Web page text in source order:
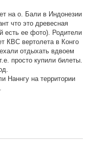
на о. Бали в Индонезии
что это древесная
есть ее фото). Родители
КВС вертолета в Конго
отдыхать вдвоем
просто купили билеты.
Наннгу на территории